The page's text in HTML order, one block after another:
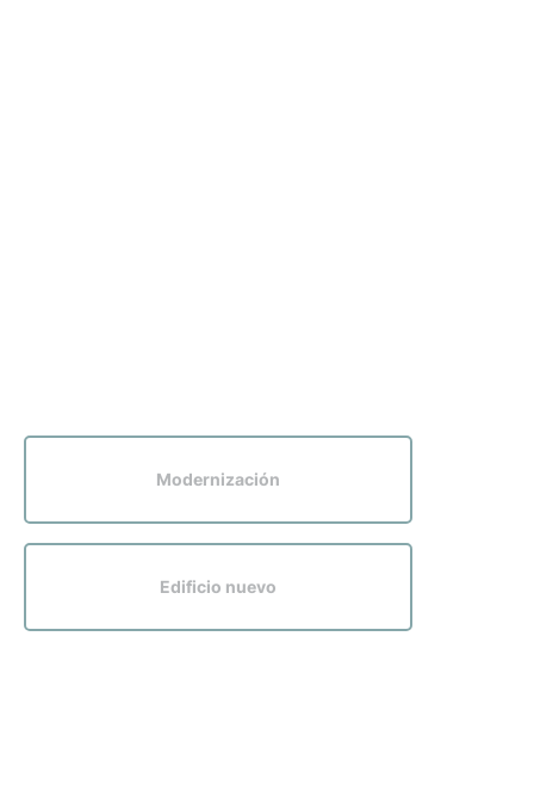
Modernización
Edificio nuevo